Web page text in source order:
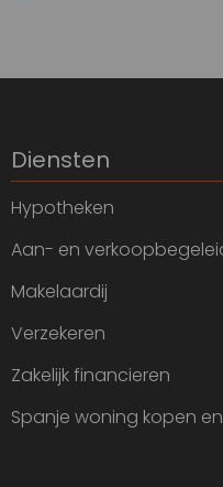
Diensten
Hypotheken
Aan- en
Makelaardij
Verzekeren
Zakelijk financieren
Spanje woning kopen